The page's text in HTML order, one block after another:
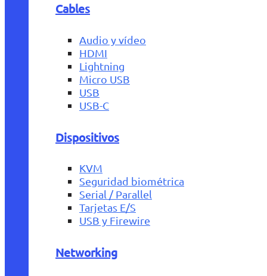
Cables
Audio y vídeo
HDMI
Lightning
Micro USB
USB
USB-C
Dispositivos
KVM
Seguridad biométrica
Serial / Parallel
Tarjetas E/S
USB y Firewire
Networking